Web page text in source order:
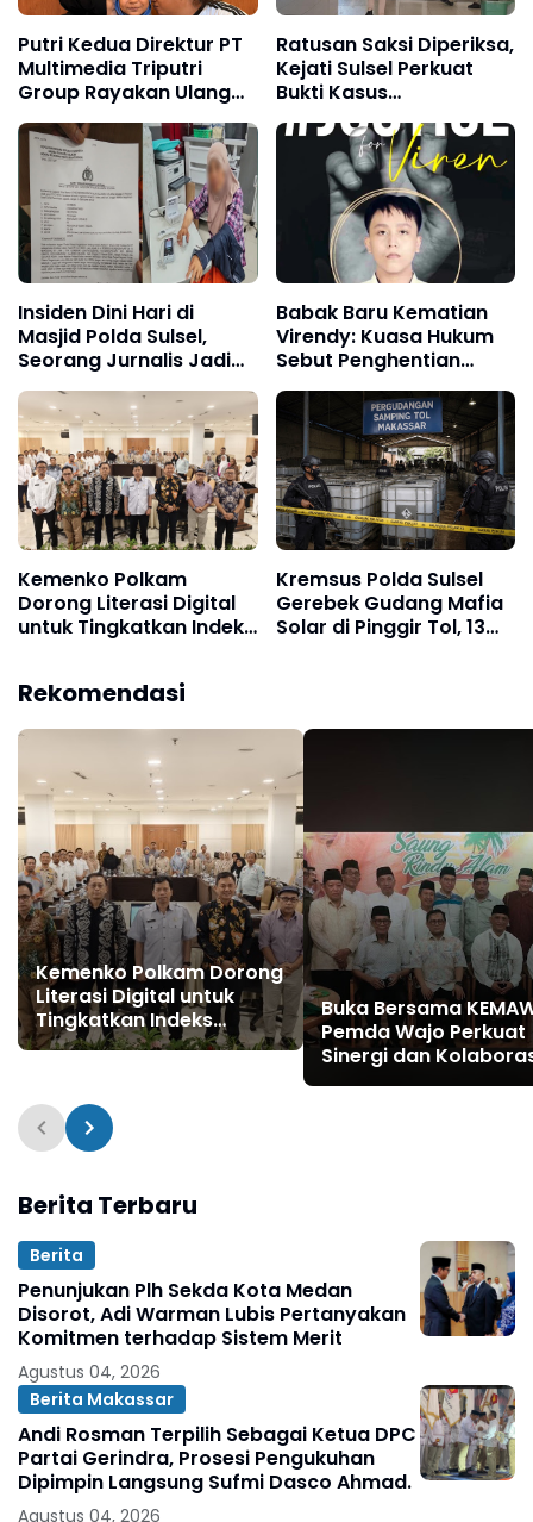
Putri Kedua Direktur PT
Multimedia Triputri
Group Rayakan Ulang
Tahun ke-13, Penuh Doa
dan Harapan
Ratusan Saksi Diperiksa,
Kejati Sulsel Perkuat
Bukti Kasus
Perpustakaan Digital
Insiden Dini Hari di
Masjid Polda Sulsel,
Seorang Jurnalis Jadi
Korban Pemukulan
Babak Baru Kematian
Virendy: Kuasa Hukum
Sebut Penghentian
Penyelidikan Polda
Sulsel Cacat Hukum
Kemenko Polkam
Dorong Literasi Digital
untuk Tingkatkan Indeks
Kremsus Polda Sulsel
Gerebek Gudang Mafia
Solar di Pinggir Tol, 13
Rekomendasi
Kemenko Polkam Dorong
Literasi Digital untuk
Tingkatkan Indeks
Kemerdekaan Pers
Buka Bersama
Pemda Wajo Perkuat
Sinergi dan
Berita Terbaru
Berita
Penunjukan Plh Sekda Kota Medan
Disorot, Adi Warman Lubis Pertanyakan
Komitmen terhadap Sistem Merit
Agustus 04, 2026
Berita Makassar
Andi Rosman Terpilih Sebagai Ketua DPC
Partai Gerindra, Prosesi Pengukuhan
Dipimpin Langsung Sufmi Dasco Ahmad.
Agustus 04, 2026